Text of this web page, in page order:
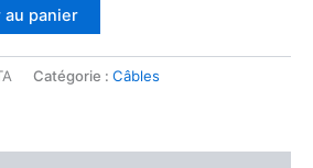
au panier
Catégorie : Câbles